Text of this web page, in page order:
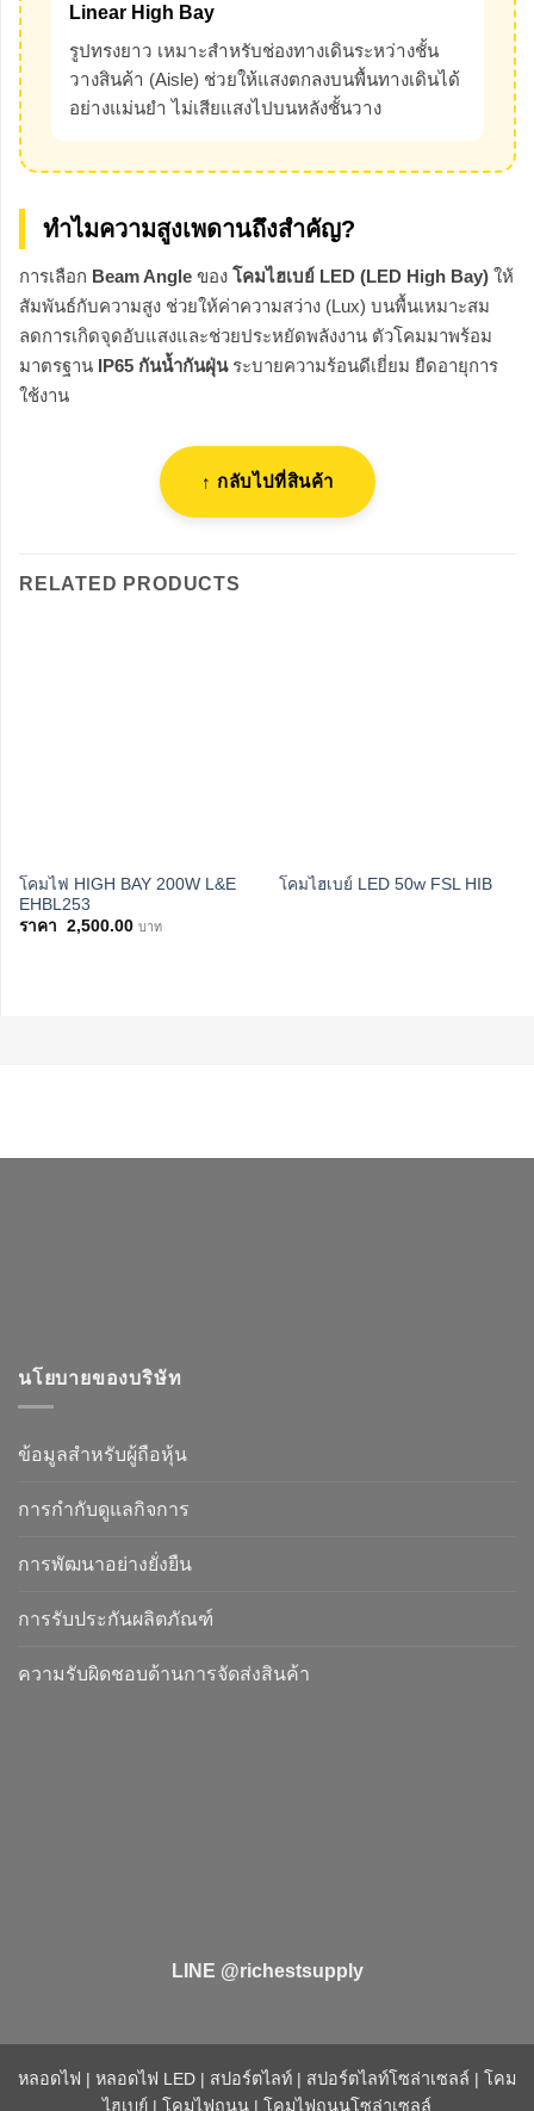
Linear High Bay
รูปทรงยาว เหมาะสำหรับช่องทางเดินระหว่างชั้น
วางสินค้า (Aisle) ช่วยให้แสงตกลงบนพื้นทางเดินได้
อย่างแม่นยำ ไม่เสียแสงไปบนหลังชั้นวาง
ทำไมความสูงเพดานถึงสำคัญ?
การเลือก Beam Angle ของ โคมไฮเบย์ LED (LED High Bay) ให้
สัมพันธ์กับความสูง ช่วยให้ค่าความสว่าง (Lux) บนพื้นเหมาะสม
ลดการเกิดจุดอับแสงและช่วยประหยัดพลังงาน ตัวโคมมาพร้อม
มาตรฐาน IP65 กันน้ำกันฝุ่นระบายความร้อนดีเยี่ยม ยืดอายุการ
ใช้งาน
↑ กลับไปที่สินค้า
RELATED PRODUCTS
โคมไฟ HIGH BAY 200W L&E
EHBL253
2,500.00 บาท
โคมไฮเบย์ LED 50w FSL HIB
นโยบายของบริษัท
ข้อมูลสำหรับผู้ถือหุ้น
การกำกับดูแลกิจการ
การพัฒนาอย่างยั่งยืน
การรับประกันผลิตภัณฑ์
ความรับผิดชอบด้านการจัดส่งสินค้า
LINE @richestsupply
หลอดไฟ | หลอดไฟ LED | สปอร์ตไลท์ | สปอร์ตไลท์โซล่าเซลล์ | โคม
ไฮเบย์ | โคมไฟถนน | โคมไฟถนนโซล่าเซลล์